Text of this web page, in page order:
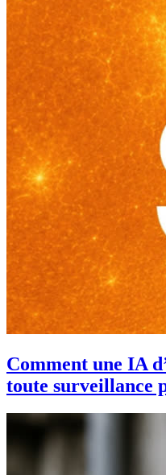
Comment une IA
toute surveillance